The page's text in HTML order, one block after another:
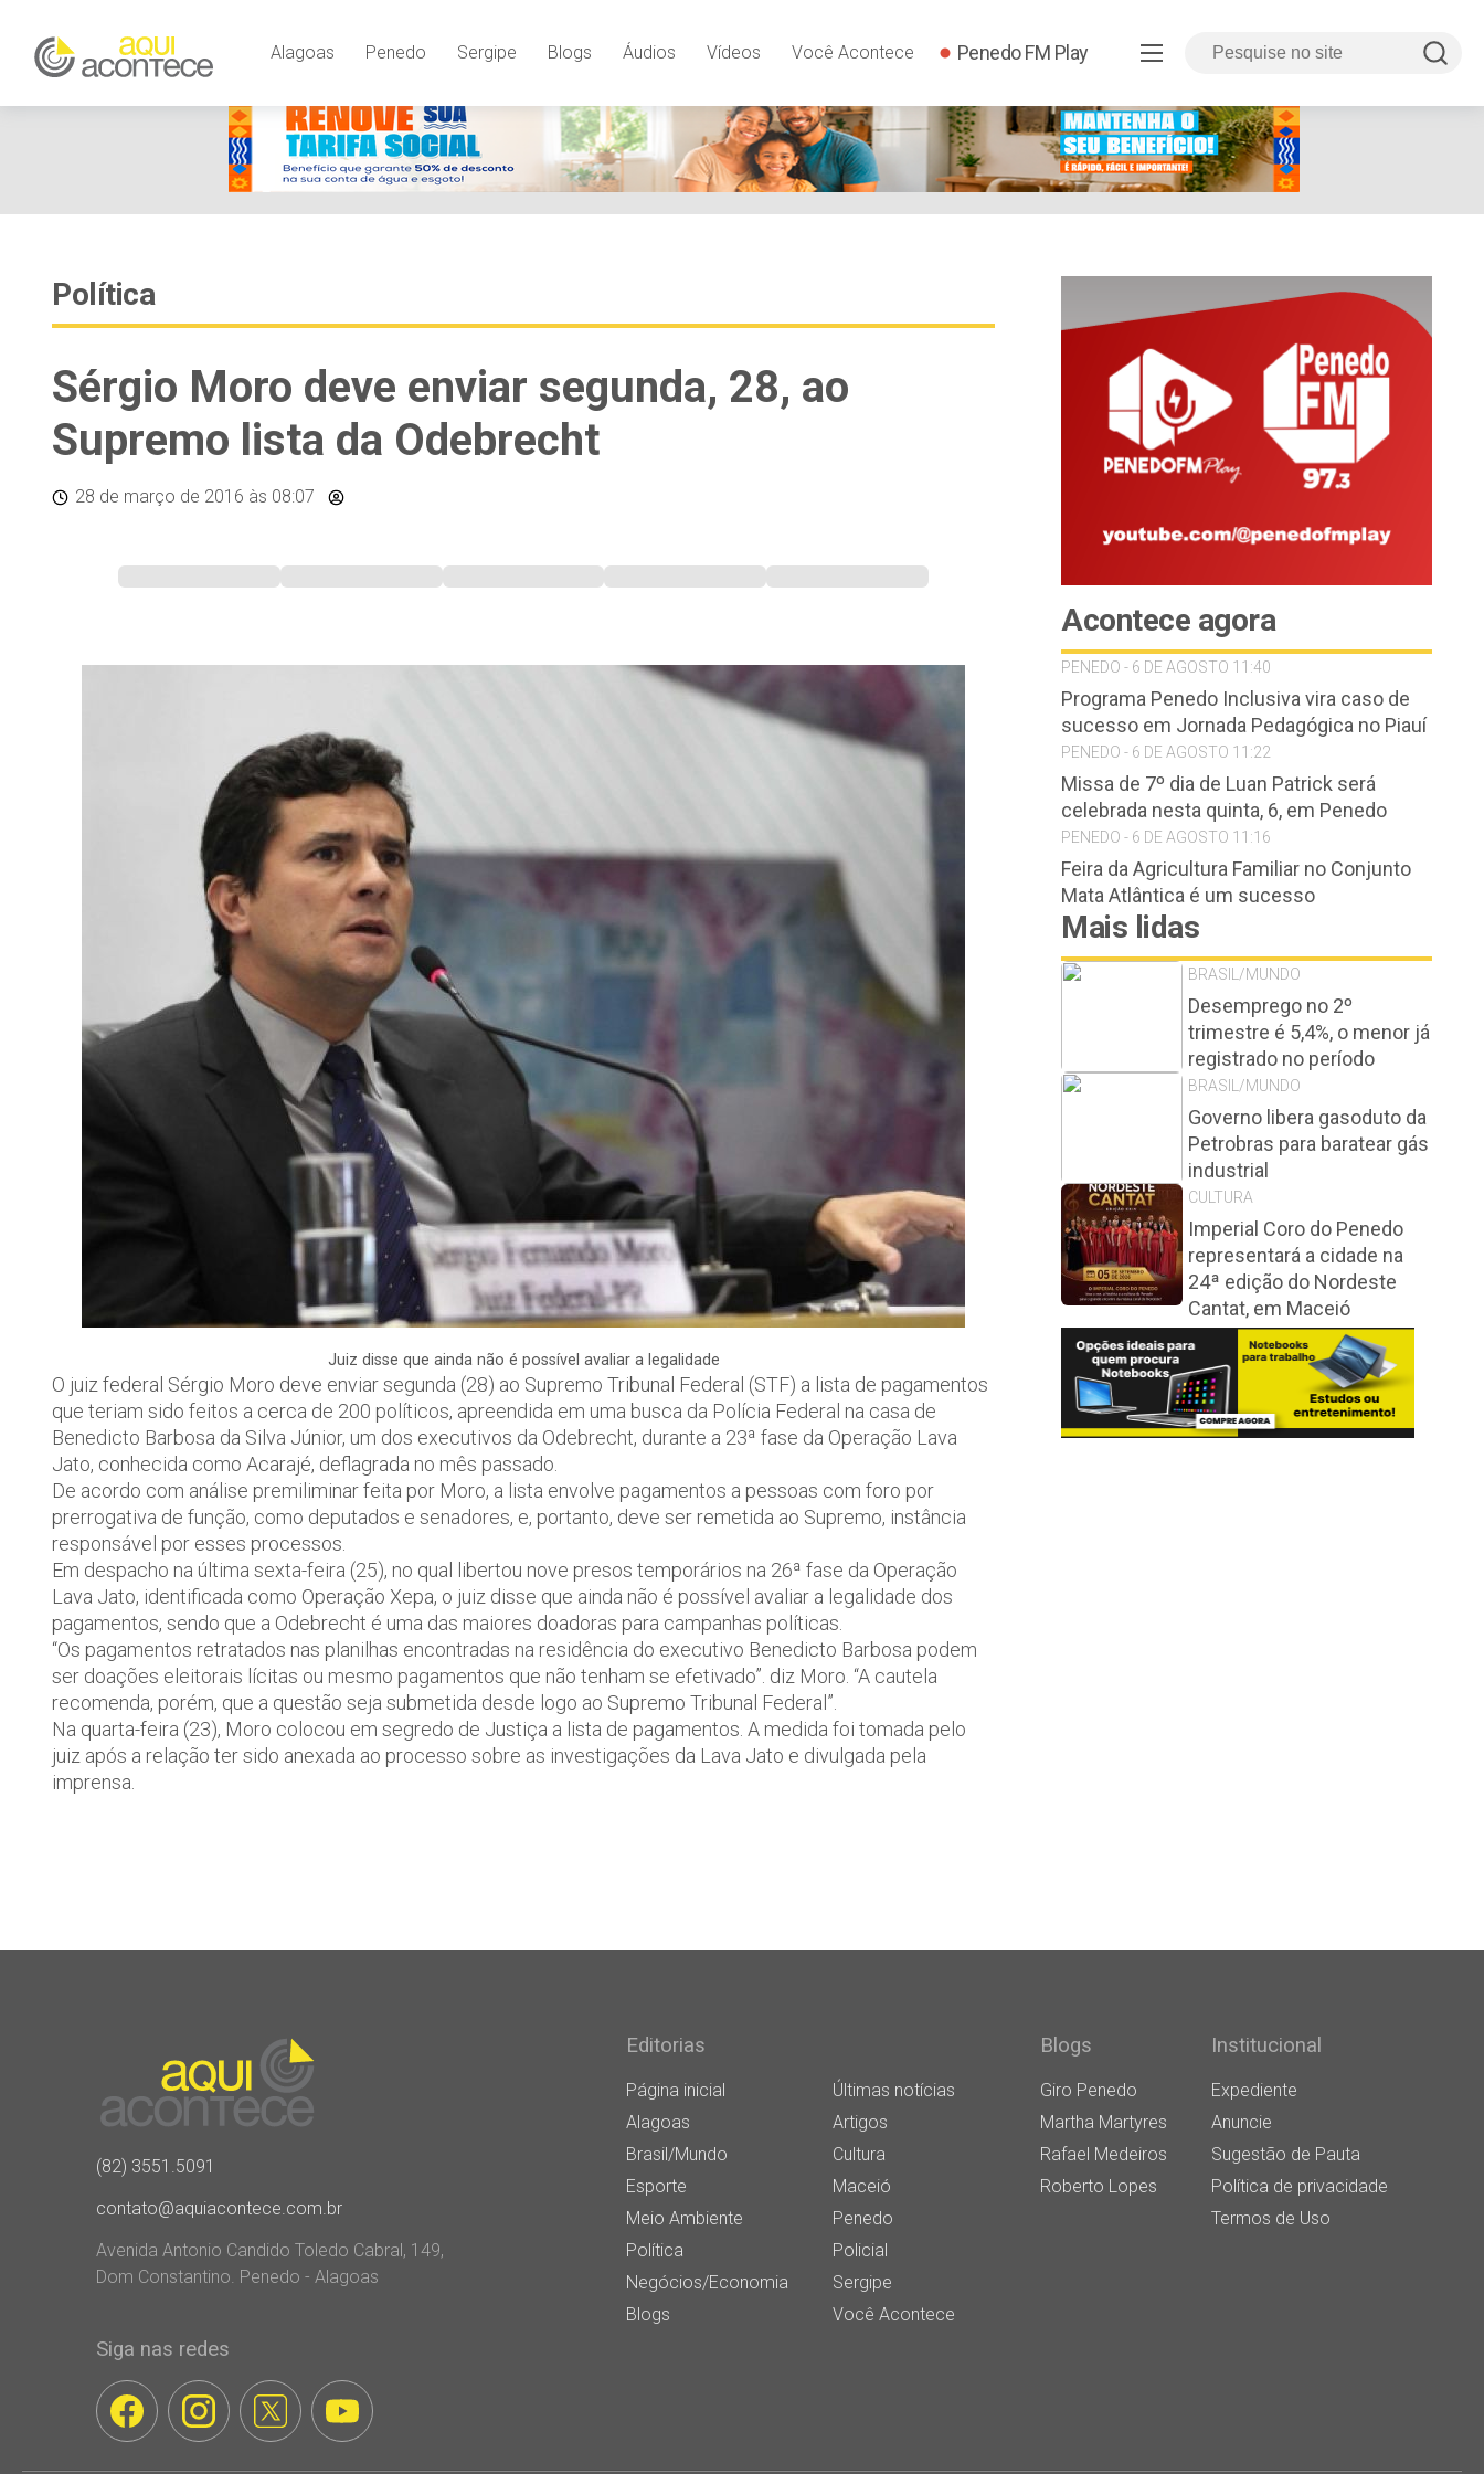
Alagoas Penedo Sergipe Blogs Áudios Vídeos Você Acontece Penedo FM Play
Política
Sérgio Moro deve enviar segunda, 28, ao
Supremo lista da Odebrecht
28 de março de 2016 às 08:07
Juiz disse que ainda não é possível avaliar a legalidade
O juiz federal Sérgio Moro deve enviar segunda (28) ao Supremo Tribunal Federal (STF) a lista de pagamentos
que teriam sido feitos a cerca de 200 políticos, apreendida em uma busca da Polícia Federal na casa de
Benedicto Barbosa da Silva Júnior, um dos executivos da Odebrecht, durante a 23ª fase da Operação Lava
Jato, conhecida como Acarajé, deflagrada no mês passado.
De acordo com análise premiliminar feita por Moro, a lista envolve pagamentos a pessoas com foro por
prerrogativa de função, como deputados e senadores, e, portanto, deve ser remetida ao Supremo, instância
responsável por esses processos.
Em despacho na última sexta-feira (25), no qual libertou nove presos temporários na 26ª fase da Operação
Lava Jato, identificada como Operação Xepa, o juiz disse que ainda não é possível avaliar a legalidade dos
pagamentos, sendo que a Odebrecht é uma das maiores doadoras para campanhas políticas.
“Os pagamentos retratados nas planilhas encontradas na residência do executivo Benedi­cto Barbosa podem
ser doações eleitorais lícitas ou mesmo pagamentos que não tenham se efetivado”. diz Moro. “A cautela
recomenda, porém, que a questão seja submetida desde logo ao Supremo Tribunal Federal”.
Na quarta-feira (23), Moro colocou em segredo de Justiça a lista de pagamentos. A medida foi tomada pelo
juiz após a relação ter sido anexada ao processo sobre as investigações da Lava Jato e divulgada pela
imprensa.
Acontece agora
PENEDO - 6 DE AGOSTO 11:40
Programa Penedo Inclusiva vira caso de
sucesso em Jornada Pedagógica no Piauí
PENEDO - 6 DE AGOSTO 11:22
Missa de 7º dia de Luan Patrick será
celebrada nesta quinta, 6, em Penedo
PENEDO - 6 DE AGOSTO 11:16
Feira da Agricultura Familiar no Conjunto
Mata Atlântica é um sucesso
Mais lidas
BRASIL/MUNDO
Desemprego no 2º
trimestre é 5,4%, o menor já
registrado no período
BRASIL/MUNDO
Governo libera gasoduto da
Petrobras para baratear gás
industrial
CULTURA
Imperial Coro do Penedo
representará a cidade na
24ª edição do Nordeste
Cantat, em Maceió
(82) 3551.5091
contato@aquiacontece.com.br
Avenida Antonio Candido Toledo Cabral, 149,
Dom Constantino. Penedo - Alagoas
Siga nas redes
Editorias
Página inicial
Últimas notícias
Alagoas
Artigos
Brasil/Mundo
Cultura
Esporte
Maceió
Meio Ambiente
Penedo
Política
Policial
Negócios/Economia
Sergipe
Blogs
Você Acontece
Blogs
Giro Penedo
Martha Martyres
Rafael Medeiros
Roberto Lopes
Institucional
Expediente
Anuncie
Sugestão de Pauta
Política de privacidade
Termos de Uso